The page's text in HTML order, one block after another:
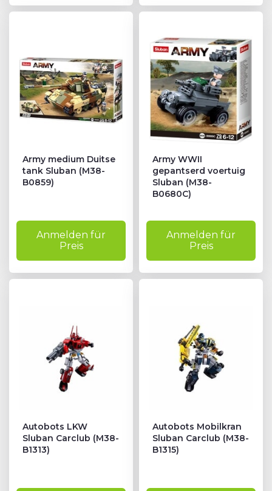
Army medium Duitse
tank Sluban (M38-
B0859)
Anmelden für
Preis
Army WWII
gepantserd voertuig
Sluban (M38-
B0680C)
Anmelden für
Preis
Autobots LKW
Sluban Carclub (M38-
B1313)
Autobots Mobilkran
Sluban Carclub (M38-
B1315)